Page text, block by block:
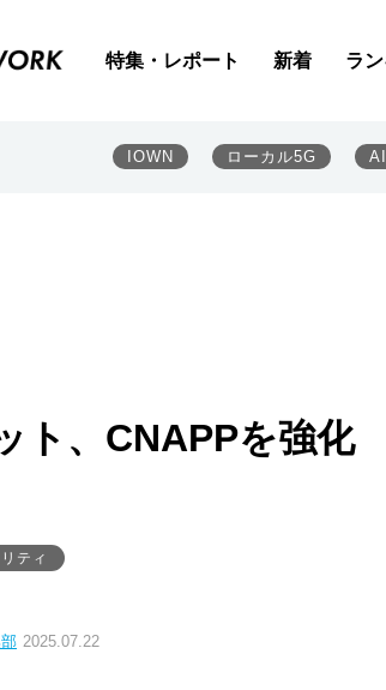
特集・レポート 新着 ラ
IOWN ローカル5G AI
ト、CNAPPを強
ティ
2025.07.22